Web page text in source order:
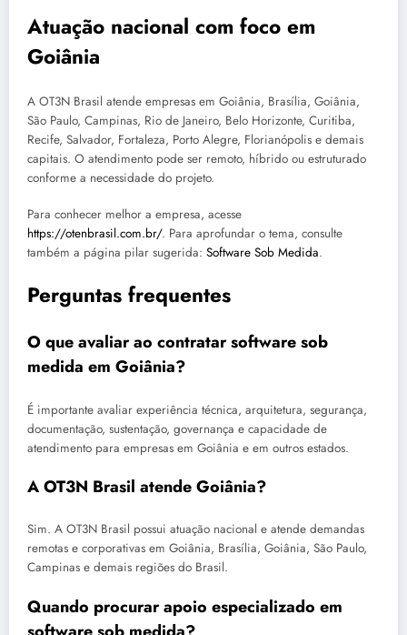
Atuação nacional com foco em
Goiânia
A OT3N Brasil atende empresas em Goiânia, Brasília, Goiânia,
São Paulo, Campinas, Rio de Janeiro, Belo Horizonte, Curitiba,
Recife, Salvador, Fortaleza, Porto Alegre, Florianópolis e demais
capitais. O atendimento pode ser remoto, híbrido ou estruturado
conforme a necessidade do projeto.
Para conhecer melhor a empresa, acesse
https://otenbrasil.com.br/. Para aprofundar o tema, consulte
também a página pilar sugerida: Software Sob Medida.
Perguntas frequentes
O que avaliar ao contratar software sob
medida em Goiânia?
É importante avaliar experiência técnica, arquitetura, segurança,
documentação, sustentação, governança e capacidade de
atendimento para empresas em Goiânia e em outros estados.
A OT3N Brasil atende Goiânia?
Sim. A OT3N Brasil possui atuação nacional e atende demandas
remotas e corporativas em Goiânia, Brasília, Goiânia, São Paulo,
Campinas e demais regiões do Brasil.
Quando procurar apoio especializado em